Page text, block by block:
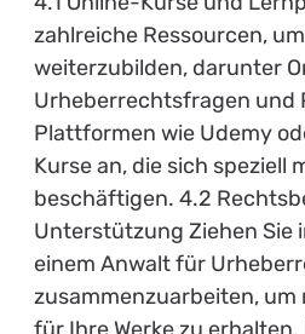
zahlreiche Ressourcen,
weiterzubilden, darunter
Urheberrechtsfragen und
Plattformen wie Udemy
Kurse an, die sich speziell
beschäftigen. 4.2
Unterstützung Ziehen Sie
einem Anwalt für
zusammenzuarbeiten,